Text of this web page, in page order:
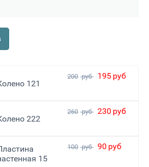
121
200 руб 195 руб
222
260 руб 230 руб
15
100 руб 90 руб